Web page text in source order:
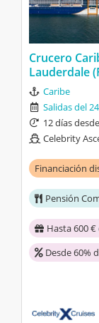
9,6
Shows
Crucero
Lauderdale
Caribe
Salidas del
12 días
Celebrity
Financiación
Pensión
Hasta 600
Desde 60%